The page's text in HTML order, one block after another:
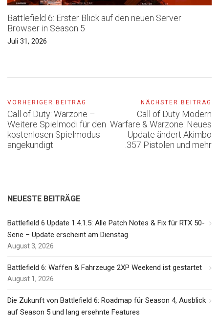
Battlefield 6: Erster Blick auf den neuen Server
Browser in Season 5
Juli 31, 2026
VORHERIGER BEITRAG
Call of Duty: Warzone –
Weitere Spielmodi für den
kostenlosen Spielmodus
angekündigt
NÄCHSTER BEITRAG
Call of Duty Modern
Warfare & Warzone: Neues
Update ändert Akimbo
.357 Pistolen und mehr
NEUESTE BEITRÄGE
Battlefield 6 Update 1.4.1.5: Alle Patch Notes & Fix für RTX 50-
Serie – Update erscheint am Dienstag
August 3, 2026
Battlefield 6: Waffen & Fahrzeuge 2XP Weekend ist gestartet
August 1, 2026
Die Zukunft von Battlefield 6: Roadmap für Season 4, Ausblick
auf Season 5 und lang ersehnte Features